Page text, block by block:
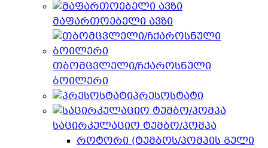
მაფართოებელი ავზი
თბომცვლელი/ჩქაროსნული
ბოილერი
პრესოსტატი
საცირკულაციო ტუმბო/პომპა
როტორი (ტუმბოს/პომპის გული